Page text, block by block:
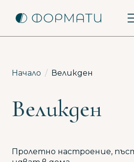
Начало Великден
Великден
Пролетно настроение,
Пишете ни
Вашият имейл